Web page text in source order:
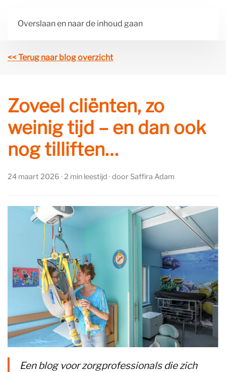
Overslaan en naar de inhoud gaan
<< Terug naar blog overzicht
Zoveel cliënten, zo
weinig tijd – en dan ook
nog tilliften…
24 maart 2026 · 2 min leestijd · door Saffira Adam
Een blog voor zorgprofessionals die zich